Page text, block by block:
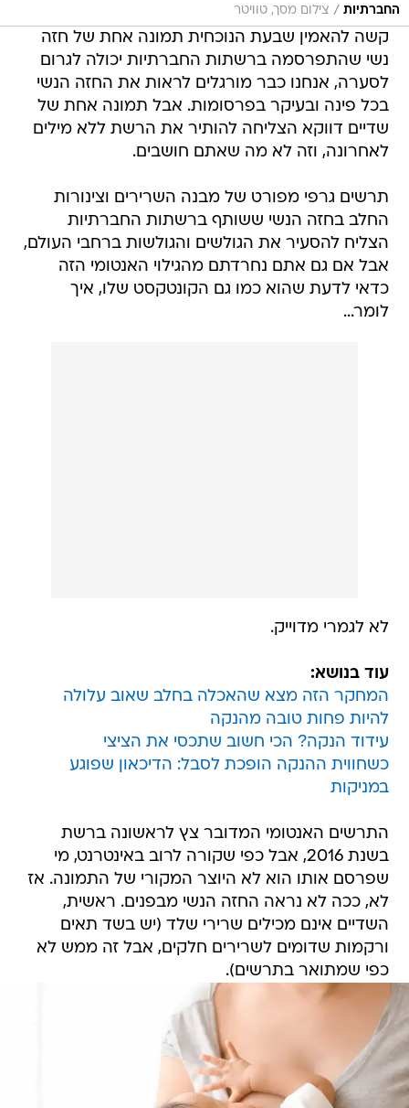
החברתיות / צילום מסך, טוויטר
קשה להאמין שבעת הנוכחית תמונה אחת של חזה
נשי שהתפרסמה ברשתות החברתיות יכולה לגרום
לסערה, אנחנו כבר מורגלים לראות את החזה הנשי
בכל פינה ובעיקר בפרסומות. אבל תמונה אחת של
שדיים דווקא הצליחה להותיר את הרשת ללא מילים
לאחרונה, וזה לא מה שאתם חושבים.
תרשים גרפי מפורט של מבנה השרירים וצינורות
החלב בחזה הנשי ששותף ברשתות החברתיות
הצליח להסעיר את הגולשים והגולשות ברחבי העולם,
אבל אם גם אתם נחרדתם מהגילוי האנטומי הזה
כדאי לדעת שהוא כמו גם הקונטקסט שלו, איך
לומר...
לא לגמרי מדוייק.
עוד בנושא:
המחקר הזה מצא שהאכלה בחלב שאוב עלולה
להיות פחות טובה מהנקה
עידוד הנקה? הכי חשוב שתכסי את הציצי
כשחווית ההנקה הופכת לסבל: הדיכאון שפוגע
במניקות
התרשים האנטומי המדובר צץ לראשונה ברשת
בשנת 2016, אבל כפי שקורה לרוב באינטרנט, מי
שפרסם אותו הוא לא היוצר המקורי של התמונה. אז
לא, ככה לא נראה החזה הנשי מבפנים. ראשית,
השדיים אינם מכילים שרירי שלד (יש בשד תאים
ורקמות שדומים לשרירים חלקים, אבל זה ממש לא
כפי שמתואר בתרשים).